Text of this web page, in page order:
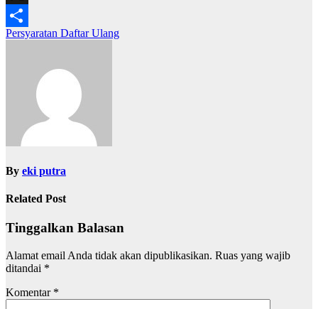
X
Share
Navigasi
Persyaratan Daftar Ulang
By eki putra
Related Post
Tinggalkan Balasan
Alamat email Anda tidak akan dipublikasikan. Ruas yang wajib
ditandai *
Komentar *